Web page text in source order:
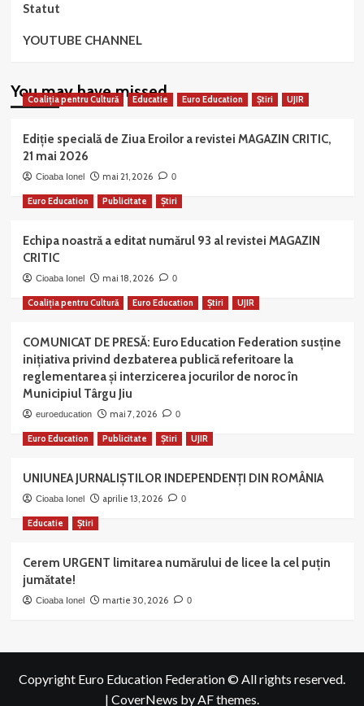
Statut
YOUTUBE CHANNEL
You may have missed
Coaliția pentru Cultură Educatie Euro Education Știri UJIR
Ediție specială de Ziua Eroilor a revistei MAGAZIN CRITIC,
21 mai 2026
Cioaba Ionel mai 21, 2026 0
Euro Education Publicitate Știri
Echipa noastră a editat numărul 93 al revistei MAGAZIN
CRITIC
Cioaba Ionel mai 18, 2026 0
Coaliția pentru Cultură Euro Education Știri UJIR
COMUNICAT DE PRESĂ: Euro Education Federation susține
inițiativa privind dezbaterea publică referitoare la
reglementarea și interzicerea jocurilor de noroc în
Municipiul Târgu Jiu
euroeducation mai 7, 2026 0
Euro Education Publicitate Știri UJIR
UNIUNEA JURNALIȘTILOR INDEPENDENȚI DIN ROMÂNIA
Cioaba Ionel aprilie 13, 2026 0
Educatie Știri
Cerem URGENT limitarea numărului de licee la cel puțin
jumătate!
Cioaba Ionel martie 30, 2026 0
Copyright Euro Education Federation © All rights reserved.
| CoverNews by AF themes.